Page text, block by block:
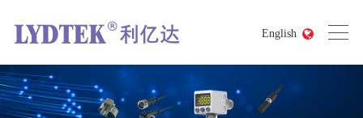
English